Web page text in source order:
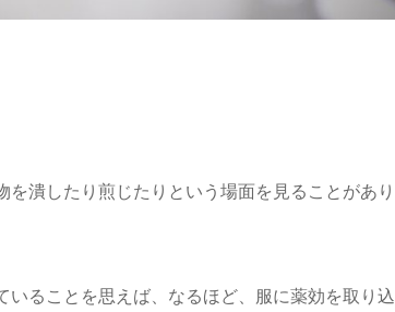
潰したり煎じたりという場面を見ることがあり
ることを思えば、なるほど、服に薬効を取り込